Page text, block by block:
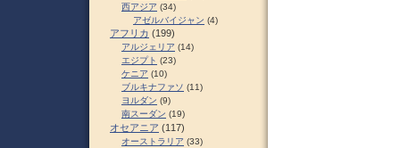
西アジア (34)
アゼルバイジャン (4)
アフリカ (199)
アルジェリア (14)
エジプト (23)
ケニア (10)
ブルキナファソ (11)
ヨルダン (9)
南スーダン (19)
オセアニア (117)
オーストラリア (33)